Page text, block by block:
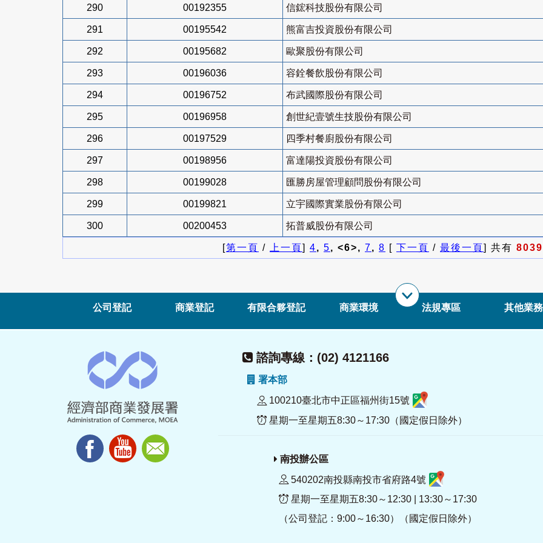
290 00192355 信鋐科技股份有限公司
291 00195542 熊富吉投資股份有限公司
292 00195682 歐聚股份有限公司
293 00196036 容銓餐飲股份有限公司
294 00196752 布武國際股份有限公司
295 00196958 創世紀壹號生技股份有限公司
296 00197529 四季村餐廚股份有限公司
297 00198956 富達陽投資股份有限公司
298 00199028 匯勝房屋管理顧問股份有限公司
299 00199821 立宇國際實業股份有限公司
300 00200453 拓普威股份有限公司
[第一頁 / 上一頁] 4, 5, <6>, 7, 8 [ 下一頁 / 最後一頁] 共有 8039
公司登記 商業登記 有限合夥登記 商業環境 法規專區 其他業務
諮詢專線：(02) 4121166
署本部
100210臺北市中正區福州街15號
星期一至星期五8:30～17:30（國定假日除外）
南投辦公區
540202南投縣南投市省府路4號
星期一至星期五8:30～12:30 | 13:30～17:30
（公司登記：9:00～16:30）（國定假日除外）